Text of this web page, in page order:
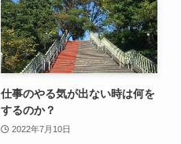
仕事のやる気が出ない時は何を
するのか？
2022年7月10日